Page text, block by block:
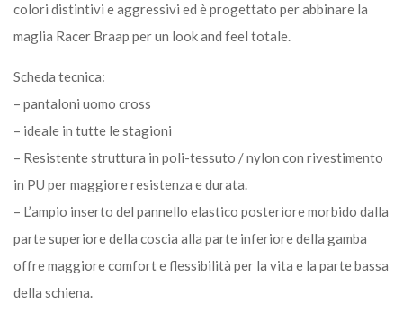
colori distintivi e aggressivi ed è progettato per abbinare la
maglia Racer Braap per un look and feel totale.
Scheda tecnica:
– pantaloni uomo cross
– ideale in tutte le stagioni
– Resistente struttura in poli-tessuto / nylon con rivestimento
in PU per maggiore resistenza e durata.
– L’ampio inserto del pannello elastico posteriore morbido dalla
parte superiore della coscia alla parte inferiore della gamba
offre maggiore comfort e flessibilità per la vita e la parte bassa
della schiena.